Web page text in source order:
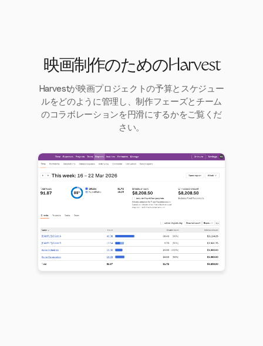
映画制作のためのHarvest
Harvestが映画プロジェクトの予算とスケジュー
ルをどのように管理し、制作フェーズとチーム
のコラボレーションを円滑にするかをご覧くだ
さい。